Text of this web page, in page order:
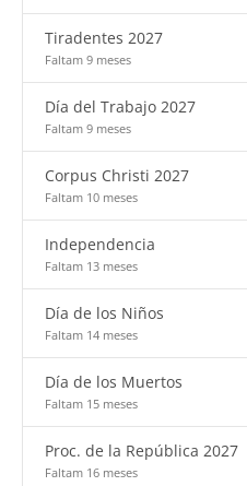
Tiradentes 2027
Faltam 9 meses
Día del Trabajo 2027
Faltam 9 meses
Corpus Christi 2027
Faltam 10 meses
Independencia
Faltam 13 meses
Día de los Niños
Faltam 14 meses
Día de los Muertos
Faltam 15 meses
Proc. de la República 2027
Faltam 16 meses